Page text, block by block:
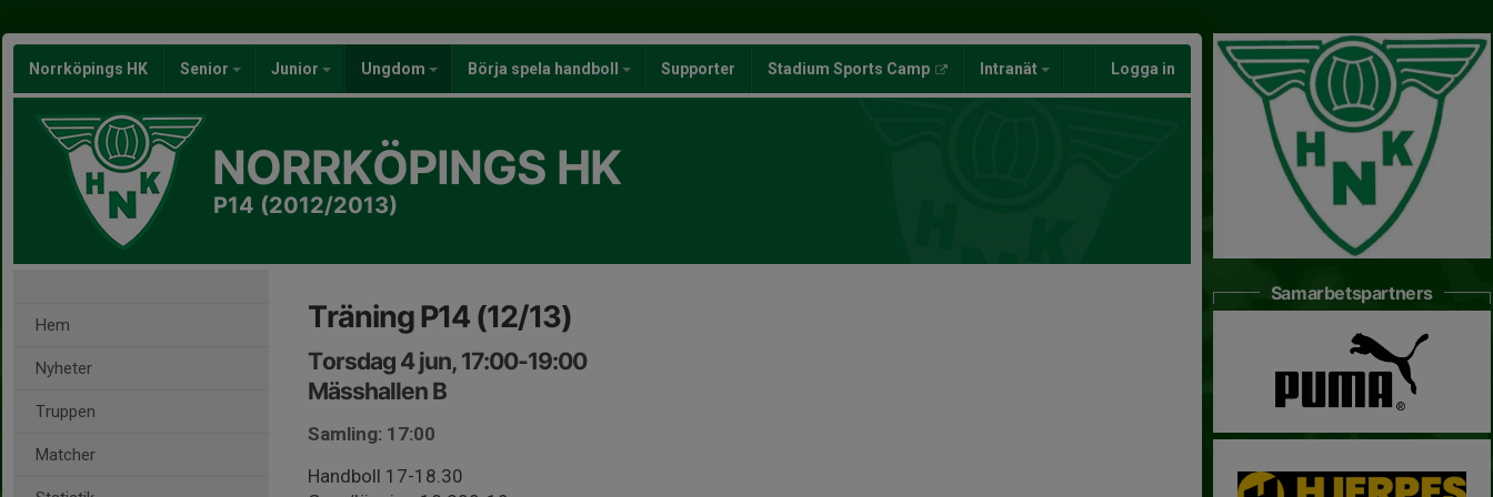
Norrköpings HK Senior Junior Ungdom Börja spela handboll Supporter Stadium Sports Camp Intranät Logga in
NORRKÖPINGS HK
P14 (2012/2013)
Hem
Nyheter
Truppen
Matcher
Träning P14 (12/13)
Torsdag 4 jun, 17:00-19:00
Mässhallen B
Samling: 17:00
Handboll 17-18.30
Samarbetspartners